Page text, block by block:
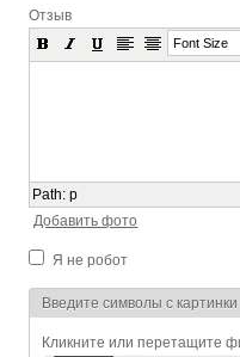
Отзыв
Font Size
Path:p
Добавить фото
Я не робот
Я спамер
Введите символы с картинки
Кликните или перетащите